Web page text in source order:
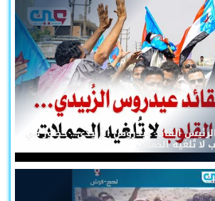
القائد عيدروس الزُبيدي... حضورٌ في
لا تُلغيه الحملات